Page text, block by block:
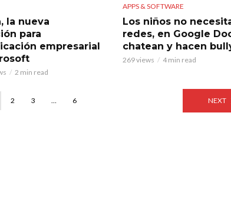
la nueva
para
empresarial
2 min read
APPS & SOFTWARE
Los niños no
redes, en Google
chatean y hacen
269 views 4 min read
2 3 … 6 NEXT